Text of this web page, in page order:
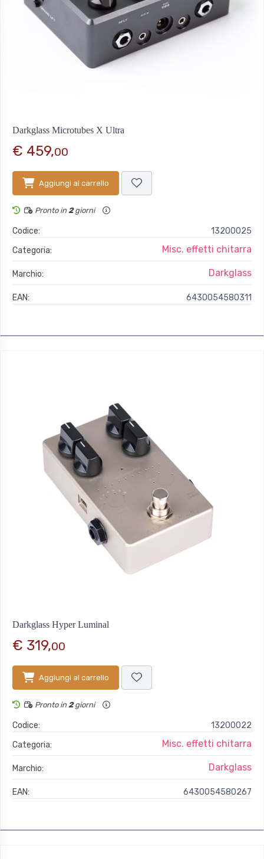
Darkglass Microtubes X Ultra
€ 459,00
Aggiungi al carrello
Pronto in 2giorni
Codice:
13200025
Categoria:
Misc. effetti chitarra
Marchio: Darkglass
EAN: 6430054580311
Darkglass Hyper Luminal
€ 319,00
Aggiungi al carrello
Pronto in 2giorni
Codice:
13200022
Categoria:
Misc. effetti chitarra
Marchio: Darkglass
EAN: 6430054580267